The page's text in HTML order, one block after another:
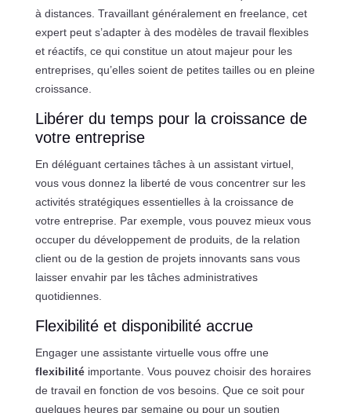
à distances. Travaillant généralement en freelance, cet
expert peut s’adapter à des modèles de travail flexibles
et réactifs, ce qui constitue un atout majeur pour les
entreprises, qu’elles soient de petites tailles ou en pleine
croissance.
Libérer du temps pour la croissance de
votre entreprise
En déléguant certaines tâches à un assistant virtuel,
vous vous donnez la liberté de vous concentrer sur les
activités stratégiques essentielles à la croissance de
votre entreprise. Par exemple, vous pouvez mieux vous
occuper du développement de produits, de la relation
client ou de la gestion de projets innovants sans vous
laisser envahir par les tâches administratives
quotidiennes.
Flexibilité et disponibilité accrue
Engager une assistante virtuelle vous offre une
flexibilitéimportante. Vous pouvez choisir des horaires
de travail en fonction de vos besoins. Que ce soit pour
quelques heures par semaine ou pour un soutien